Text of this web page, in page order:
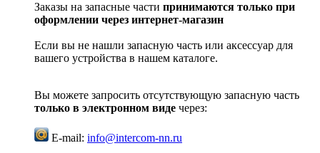
Заказы на запасные части принимаются только при
оформлении через интернет-магазин
Если вы не нашли запасную часть или аксессуар для
вашего устройства в нашем каталоге.
Вы можете запросить отсутствующую запасную часть
только в электронном виде через:
E-mail: info@intercom-nn.ru